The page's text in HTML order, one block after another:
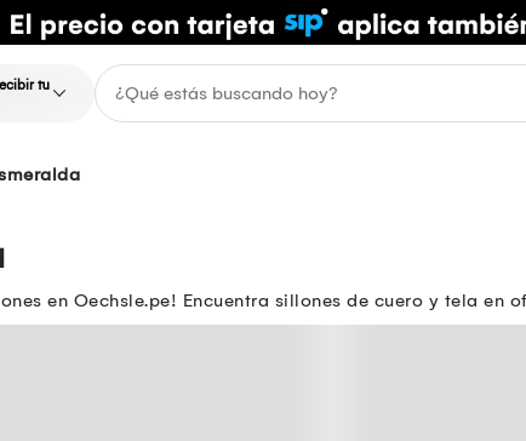
tu
en Oechsle.pe! Encuentra sillones de cuero y tela en